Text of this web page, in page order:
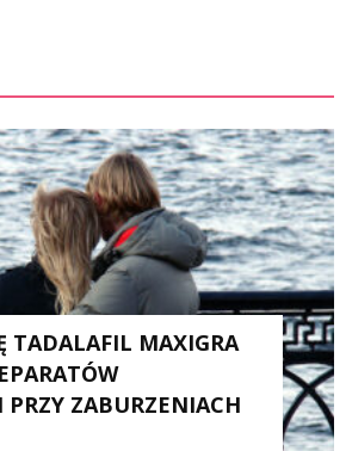
TADALAFIL MAXIGRA
PRZY ZABURZENIACH